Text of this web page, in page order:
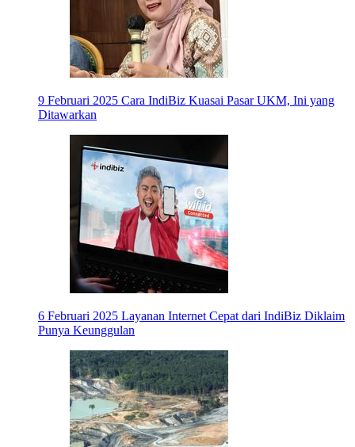
9 Februari 2025 Cara IndiBiz Kuasai Pasar UKM, Ini yang
Ditawarkan
6 Februari 2025 Layanan Internet Cepat dari IndiBiz Diklaim
Punya Keunggulan